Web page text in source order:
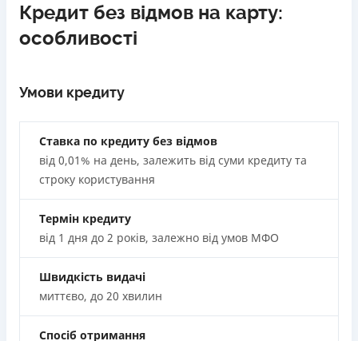
Кредит без відмов на карту:
особливості
Умови кредиту
Ставка по кредиту без відмов
від 0,01% на день, залежить від суми кредиту та
строку користування
Термін кредиту
від 1 дня до 2 років, залежно від умов МФО
Швидкість видачі
миттєво, до 20 хвилин
Спосіб отримання